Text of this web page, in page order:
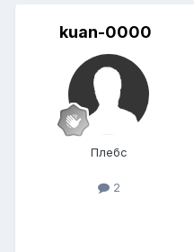
kuan-0000
Плебс
2